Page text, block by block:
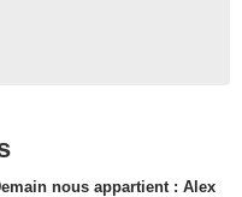
nous appartient : Alex